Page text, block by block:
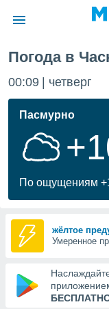
о
Вы можете
к этому
доступ
Погода в
00:09 четверг
Пасмурно
По ощущениям
жёлтое
Умеренное